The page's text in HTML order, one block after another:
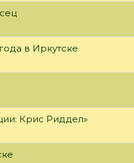
в Иркутске
Крис Риддел»